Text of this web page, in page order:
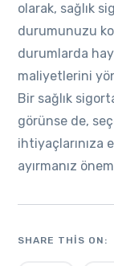
olarak, sağlık
durumunuzu
durumlarda
maliyetlerini
Bir sağlık
görünse de,
ihtiyaçlarınıza
ayırmanız
SHARE THIS ON: